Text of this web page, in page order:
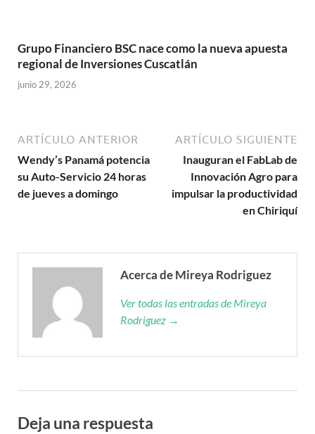
Grupo Financiero BSC nace como la nueva apuesta
regional de Inversiones Cuscatlán
junio 29, 2026
ARTÍCULO ANTERIOR
Wendy’s Panamá potencia
su Auto-Servicio 24 horas
de jueves a domingo
ARTÍCULO SIGUIENTE
Inauguran el FabLab de
Innovación Agro para
impulsar la productividad
en Chiriquí
Acerca de Mireya Rodriguez
Ver todas las entradas de Mireya
Rodriguez →
Deja una respuesta